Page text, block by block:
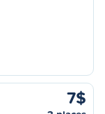
7$